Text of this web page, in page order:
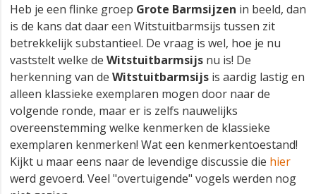
Heb je een flinke groep Grote Barmsijzen in beeld, dan
is de kans dat daar een Witstuitbarmsijs tussen zit
betrekkelijk substantieel. De vraag is wel, hoe je nu
vaststelt welke de Witstuitbarmsijs nu is! De
herkenning van de Witstuitbarmsijs is aardig lastig en
alleen klassieke exemplaren mogen door naar de
volgende ronde, maar er is zelfs nauwelijks
overeenstemming welke kenmerken de klassieke
exemplaren kenmerken! Wat een kenmerkentoestand!
Kijkt u maar eens naar de levendige discussie die hier
werd gevoerd. Veel "overtuigende" vogels werden nog